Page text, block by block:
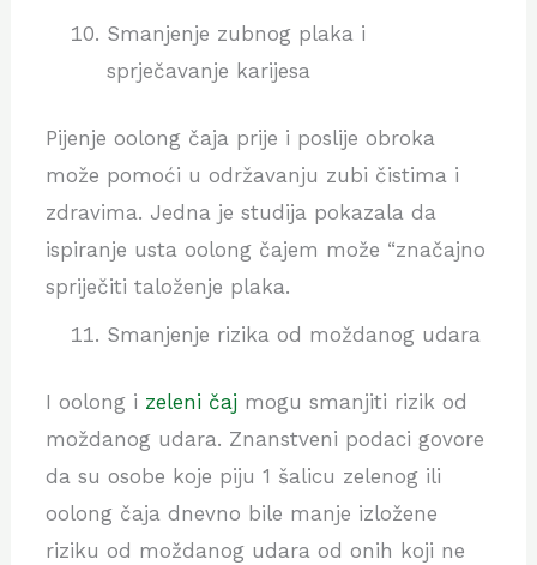
Smanjenje zubnog plaka i
sprječavanje karijesa
Pijenje oolong čaja prije i poslije obroka
može pomoći u održavanju zubi čistima i
zdravima. Jedna je studija pokazala da
ispiranje usta oolong čajem može “značajno
spriječiti taloženje plaka.
Smanjenje rizika od moždanog udara
I oolong i zeleni čaj mogu smanjiti rizik od
moždanog udara. Znanstveni podaci govore
da su osobe koje piju 1 šalicu zelenog ili
oolong čaja dnevno bile manje izložene
riziku od moždanog udara od onih koji ne